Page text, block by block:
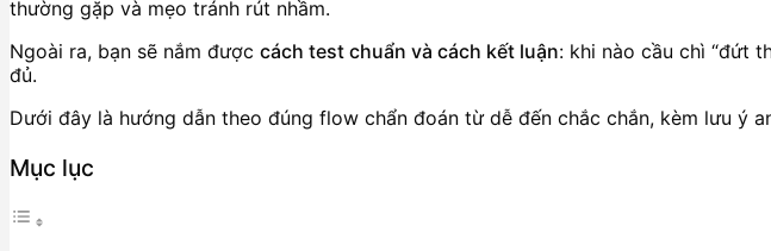
thường gặp và mẹo tránh rút nhầm.
Ngoài ra, bạn sẽ nắm được cách test chuẩn và cách kết luận: khi nào cầu chì “đứt
đủ.
Dưới đây là hướng dẫn theo đúng flow chẩn đoán từ dễ đến chắc chắn, kèm lưu ý
Mục lục